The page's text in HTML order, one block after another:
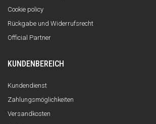
Cookie policy
Rückgabe und Widerrufsrecht
Official Partner
KUNDENBEREICH
Kundendienst
Zahlungsmöglichkeiten
Versandkosten